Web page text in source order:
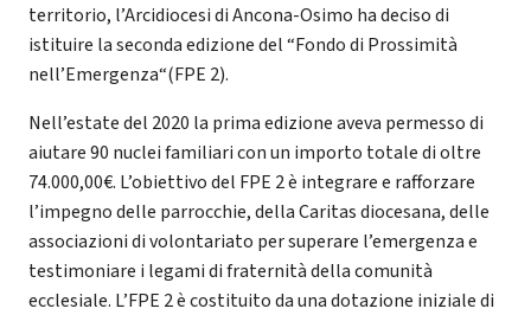
territorio, l’Arcidiocesi di Ancona-Osimo ha deciso di
istituire la seconda edizione del “Fondo di Prossimità
nell’Emergenza“(FPE 2).
Nell’estate del 2020 la prima edizione aveva permesso di
aiutare 90 nuclei familiari con un importo totale di oltre
74.000,00€. L’obiettivo del FPE 2 è integrare e rafforzare
l’impegno delle parrocchie, della Caritas diocesana, delle
associazioni di volontariato per superare l’emergenza e
testimoniare i legami di fraternità della comunità
ecclesiale. L’FPE 2 è costituito da una dotazione iniziale di